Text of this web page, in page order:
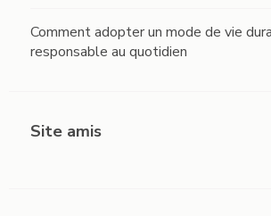
Comment adopter un mode de vie
responsable au quotidien
Site amis